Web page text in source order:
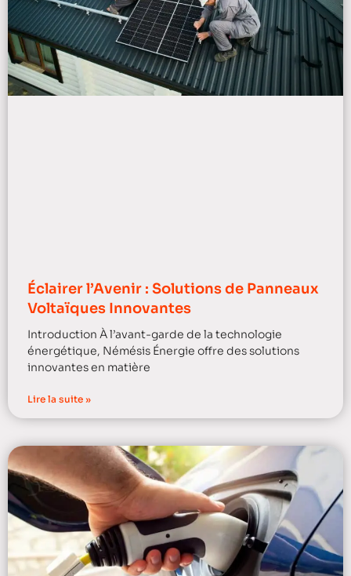
Éclairer l’Avenir : Solutions de Panneaux
Voltaïques Innovantes
Introduction À l’avant-garde de la technologie
énergétique, Némésis Énergie offre des solutions
innovantes en matière
Lire la suite »